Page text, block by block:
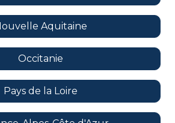
Aquitaine
Occitanie
Pays de la Loire